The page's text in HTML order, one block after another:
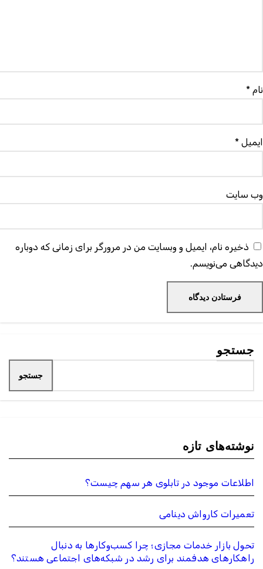
نام *
ایمیل *
وب‌ سایت
ذخیره نام، ایمیل و وبسایت من در مرورگر برای زمانی که دوباره
دیدگاهی می‌نویسم.
جستجو
جستجو
نوشته‌های تازه
اطلاعات موجود در تابلوی هر سهم چیست؟
تعمیرات کارواش دینامی
تحول بازار خدمات مجازی؛ چرا کسب‌وکارها به دنبال
راهکارهای هدفمند برای رشد در شبکه‌های اجتماعی هستند؟